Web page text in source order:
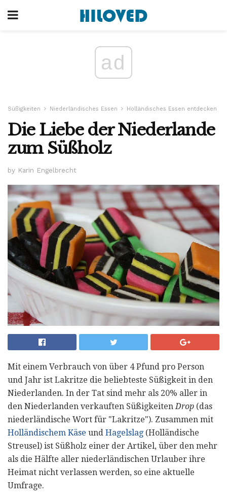
ad
Süßigkeiten Niederländisches Essen Holländisches Essen entdecken
Die Liebe der Niederlande
zum Süßholz
by Karin Engelbrecht
Mit einem Verbrauch von über 4 Pfund pro Person
und Jahr ist Lakritze die beliebteste Süßigkeit in den
Niederlanden. In der Tat sind mehr als 20% aller in
den Niederlanden verkauften Süßigkeiten Drop (das
niederländische Wort für "Lakritze"). Zusammen mit
Holländischem Käse und Hagelslag (Holländische
Streusel) ist Süßholz einer der Artikel, über den mehr
als die Hälfte aller niederländischen Urlauber ihre
Heimat nicht verlassen werden, so eine aktuelle
Umfrage.